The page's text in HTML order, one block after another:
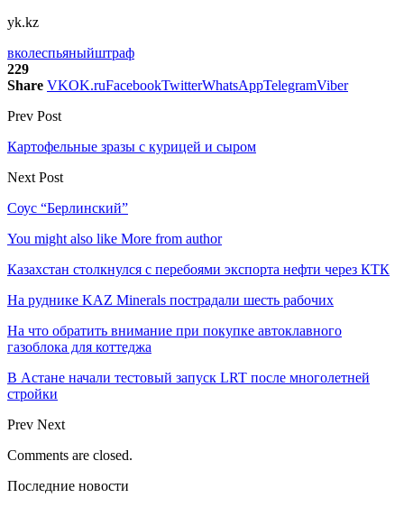
yk.kz
вколеспьяныйштраф
229
Share VKOK.ruFacebookTwitterWhatsAppTelegramViber
Prev Post
Картофельные зразы с курицей и сыром
Next Post
Соус “Берлинский”
You might also like More from author
Казахстан столкнулся с перебоями экспорта нефти через КТК
На руднике KAZ Minerals пострадали шесть рабочих
На что обратить внимание при покупке автоклавного
газоблока для коттеджа
В Астане начали тестовый запуск LRT после многолетней
стройки
Prev Next
Comments are closed.
Последние новости